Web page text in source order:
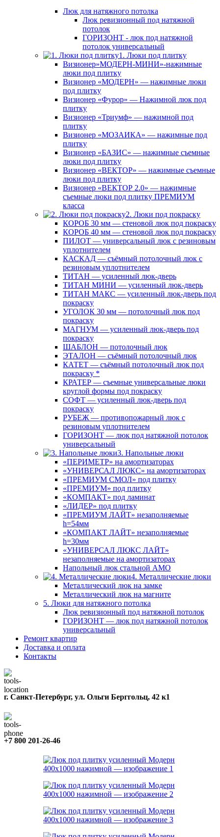
Люк для натяжного потолка
Люк ревизионный под натяжной
потолок
ГОРИЗОНТ - люк под натяжной
потолок универсальный
1. Люки под плитку
Визионер»МОДЕРН-МИНИ»-нажимные
люки под плитку
Визионер «МОДЕРН» — нажимные люки
под плитку
Визионер «Фурор» — Нажимной люк под
плитку
Визионер «Триумф» — нажимной под
плитку
Визионер «МОЗАИКА» — нажимные под
плитку
Визионер «БАЗИС» — нажимные съемные
люки под плитку
Визионер «ВЕКТОР» — нажимные съемные
люки под плитку
Визионер «ВЕКТОР 2.0» — нажимные
съемные люки под плитку ПРЕМИУМ
класса
2. Люки под покраску
КОРОБ 30 мм — стеновой люк под покраску
КОРОБ 40 мм — стеновой люк под покраску
ПИЛОТ — универсальный люк с резиновым
уплотнителем
КАСКАД — съёмный потолочный люк с
резиновым уплотнителем
ТИТАН — усиленный люк-дверь
ТИТАН МИНИ — усиленный люк-дверь
ТИТАН МАКС — усиленный люк-дверь под
покраску
УГОЛОК 30 мм — потолочный люк под
покраску
МАГНУМ — усиленный люк-дверь под
покраску
ШАБЛОН — потолочный люк
ЭТАЛОН — съёмный потолочный люк
КАТЕТ — съёмный потолочный люк под
покраску *
КРАТЕР — съемные универсальные люки
круглой формы под покраску
СОФТ — усиленный люк-дверь под
покраску
РУБЕЖ — противопожарный люк с
резиновым уплотнителем
ГОРИЗОНТ — люк под натяжной потолок
универсальный
3. Напольные люки
«ПЕРИМЕТР» на амортизаторах
«УНИВЕРСАЛ ЛЮКС» на амортизаторах
«ПРЕМИУМ СМОЛ» под плитку
«ПРЕМИУМ» под плитку
«КОМПАКТ» под ламинат
«ЛИДЕР» под плитку
«ПРЕМИУМ ЛАЙТ» незаполняемые
h=54мм
«КОМПАКТ ЛАЙТ» незаполняемые
h=30мм
«УНИВЕРСАЛ ЛЮКС ЛАЙТ»
незаполняемые на амортизаторах
Напольный люк стальной АМО
4. Металлические люки
Металлический люк на замке
Металлический люк на магните
5. Люки для натяжного потолка
Люк ревизионный под натяжной потолок
ГОРИЗОНТ — люк под натяжной потолок
универсальный
Ремонт квартир
Доставка и оплата
Контакты
г. Санкт-Петербург, ул. Ольги Берггольц, 42 к1
+7 800 201-26-46